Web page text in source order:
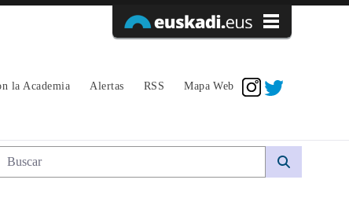
la Academia Alertas RSS Mapa Web
Búsqueda web